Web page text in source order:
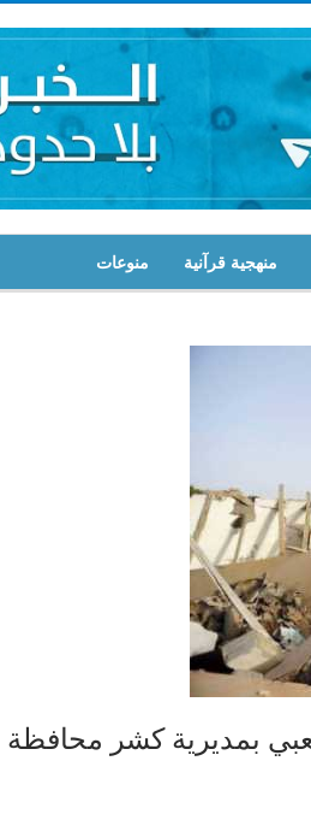
منهجية قرآنية منوعات
بمديرية كشر محافظة